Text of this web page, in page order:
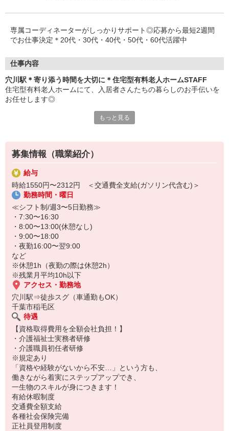
専属コーディネーターがしっかりサポート◎応募から最短2週間
でお仕事決定＊20代・30代・40代・50代・60代活躍中
仕事内容
穴川駅＊寄り添う時間を大切に＊住宅型有料老人ホームSTAFF
住宅型有料老人ホームにて、入居者さんたちの暮らしのお手伝いを
お任せします◎
・お話し相手、見守り
・お買い物の代行
・レクリエーション企画、実施
など
介護度が低い方も多数入居する穏やかな雰囲気の施設です＊お部屋
に訪問し、一人ひとりと向き合い、丁寧なケアをすることができま
す◎
「あなたが来てくれると嬉しい」そんな言葉に大きなやりがいを感
じるはず♪
もっと見る
募集情報（職業紹介）
給与
時給1550円〜2312円 ＜交通費全支給(ガソリン代含む)＞
勤務時間・曜日
≪シフト制/週3〜5日勤務≫
・7:30〜16:30
・8:00〜13:00(休憩なし)
・9:00〜18:00
・夜勤16:00〜翌9:00
など
※休憩1h（夜勤の際は休憩2h）
※残業月平均10h以下
アクセス・勤務地
穴川駅⇒徒歩スグ（車通勤もOK）
千葉市稲毛区
待遇
【資格取得費用を全額会社負担！】
・介護福祉士実務者研修
・介護職員初任者研修
※規定あり
「資格や経験がないから不安…」という方も、
働きながら着実にステップアップでき、
一生物のスキルが身につきます！
有給休暇制度
交通費全額支給
各種社会保険完備
正社員登用制度